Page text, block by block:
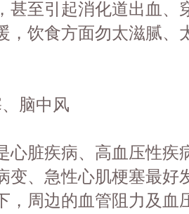
甚至引起消化道出血、
，饮食方面勿太滋腻、
脑中风
心脏疾病、高血压性疾
变、急性心肌梗塞最好
，周边的血管阻力及血